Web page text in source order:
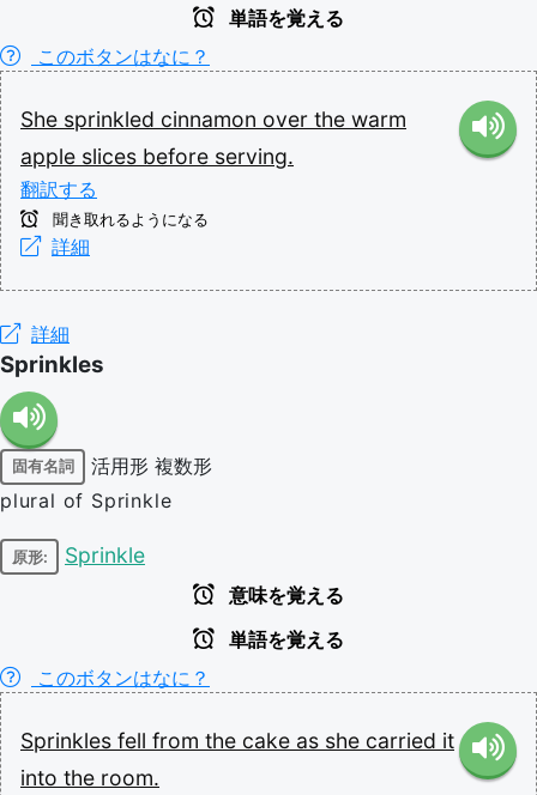
単語を覚える
このボタンはなに？
She sprinkled cinnamon over the warm
apple slices before serving.
翻訳する
聞き取れるようになる
詳細
詳細
Sprinkles
固有名詞 活用形 複数形
plural of Sprinkle
原形: Sprinkle
意味を覚える
単語を覚える
このボタンはなに？
Sprinkles fell from the cake as she carried it
into the room.